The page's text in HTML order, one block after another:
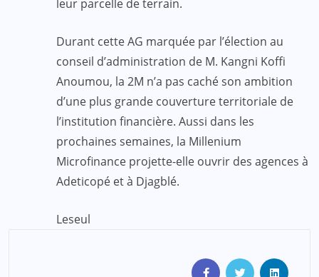
leur parcelle de terrain.
Durant cette AG marquée par l’élection au
conseil d’administration de M. Kangni Koffi
Anoumou, la 2M n’a pas caché son ambition
d’une plus grande couverture territoriale de
l’institution financière. Aussi dans les
prochaines semaines, la Millenium
Microfinance projette-elle ouvrir des agences à
Adeticopé et à Djagblé.
Leseul